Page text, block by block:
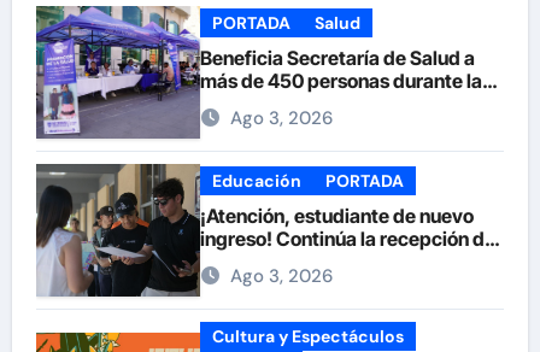
PORTADA Salud
Beneficia Secretaría de Salud a
más de 450 personas durante la
Feria de la Salud en la Plaza de
ArmasAgo 3, 2026
Educación PORTADA
¡Atención, estudiante de nuevo
ingreso! Continúa la recepción de
documentos en la UACH.
Ago 3, 2026
Cultura y Espectáculos